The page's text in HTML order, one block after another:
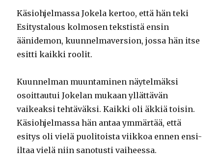
Käsiohjelmassa Jokela kertoo, että hän teki
Esitystalous kolmosen tekstistä ensin
äänidemon, kuunnelmaversion, jossa hän itse
esitti kaikki roolit.
Kuunnelman muuntaminen näytelmäksi
osoittautui Jokelan mukaan yllättävän
vaikeaksi tehtäväksi. Kaikki oli äkkiä toisin.
Käsiohjelmassa hän antaa ymmärtää, että
esitys oli vielä puolitoista viikkoa ennen ensi-
iltaa vielä niin sanotusti vaiheessa.